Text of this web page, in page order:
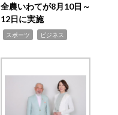
全農いわてが8月10日～
12日に実施
スポーツ ビジネス